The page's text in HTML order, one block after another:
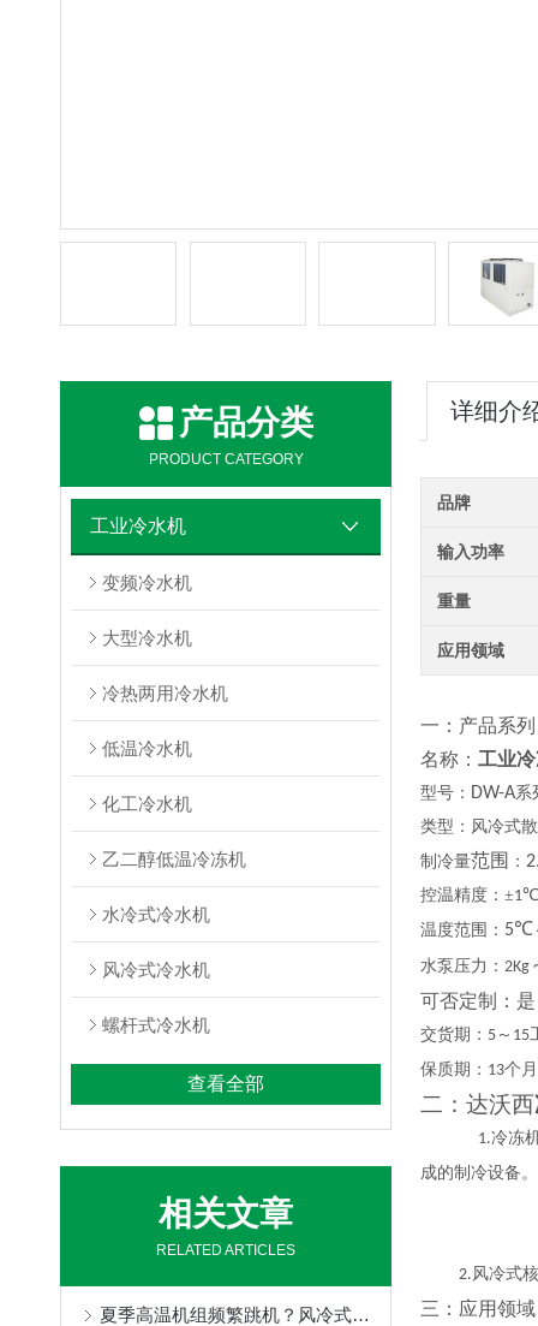
产品分类
PRODUCT CATEGORY
工业冷水机
变频冷水机
大型冷水机
冷热两用冷水机
低温冷水机
化工冷水机
乙二醇低温冷冻机
水冷式冷水机
风冷式冷水机
螺杆式冷水机
查看全部
相关文章
RELATED ARTICLES
夏季高温机组频繁跳机？风冷式冷水机降温保养技巧
详细介
品牌
输入功率
重量
应用领域
一：产品系列
名称： 工业
型号： DW-A系
类型：风冷式
制冷量范围 ：
控温精度： ±1℃
温度范围： 5℃
水泵压力： 2Kg
可否定制：是
交货期： 5 ～ 15
保质期： 13个月
二：达沃西
1.冷冻
成的制冷设备
2. 风冷式
三：应用领